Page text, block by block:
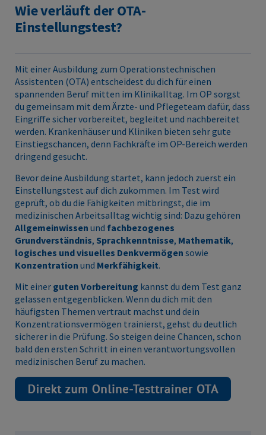
Wie verläuft der OTA-
Einstellungstest?
Mit einer Ausbildung zum Operationstechnischen
Assistenten (OTA) entscheidest du dich für einen
spannenden Beruf mitten im Klinikalltag. Im OP sorgst
du gemeinsam mit dem Ärzte- und Pflegeteam dafür, dass
Eingriffe sicher vorbereitet, begleitet und nachbereitet
werden. Krankenhäuser und Kliniken bieten sehr gute
Einstiegschancen, denn Fachkräfte im OP-Bereich werden
dringend gesucht.
Bevor deine Ausbildung startet, kann jedoch zuerst ein
Einstellungstest auf dich zukommen. Im Test wird
geprüft, ob du die Fähigkeiten mitbringst, die im
medizinischen Arbeitsalltag wichtig sind: Dazu gehören
Allgemeinwissen und fachbezogenes
Grundverständnis, Sprachkenntnisse, Mathematik,
logisches und visuelles Denkvermögen sowie
Konzentration und Merkfähigkeit.
Mit einer guten Vorbereitung kannst du dem Test ganz
gelassen entgegenblicken. Wenn du dich mit den
häufigsten Themen vertraut machst und dein
Konzentrationsvermögen trainierst, gehst du deutlich
sicherer in die Prüfung. So steigen deine Chancen, schon
bald den ersten Schritt in einen verantwortungsvollen
medizinischen Beruf zu machen.